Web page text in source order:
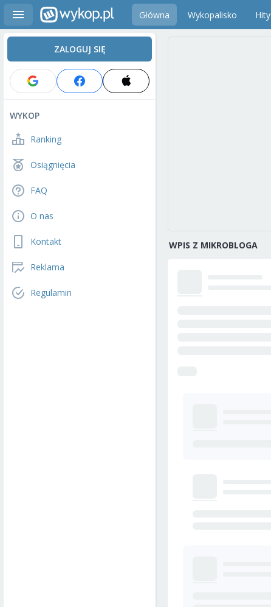
Główna Wykopalisko Hity
ZALOGUJ SIĘ
WYKOP
Ranking
Osiągnięcia
FAQ
O nas
Kontakt
Reklama
Regulamin
WPIS Z MIKROBLOGA